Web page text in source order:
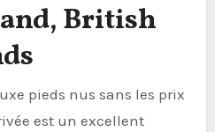
British
pieds nus sans les prix
est un excellent